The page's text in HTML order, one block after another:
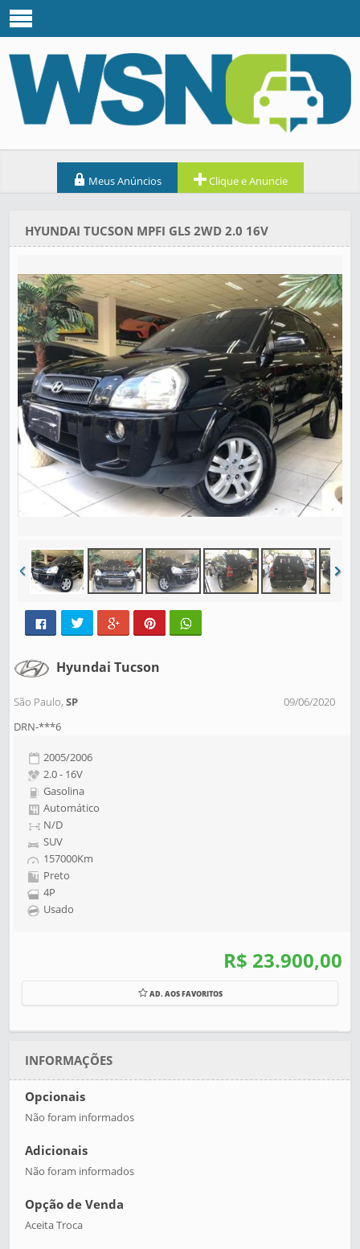
Meus Anúncios Clique e Anuncie
HYUNDAI TUCSON MPFI GLS 2WD 2.0 16V
Hyundai Tucson
São Paulo,SP
09/06/2020
DRN-***6
2005/2006
2.0 - 16V
Gasolina
Automático
N/D
SUV
157000Km
Preto
4P
Usado
R$ 23.900,00
AD. AOS FAVORITOS
INFORMAÇÕES
Opcionais
Não foram informados
Adicionais
Não foram informados
Opção de Venda
Aceita Troca